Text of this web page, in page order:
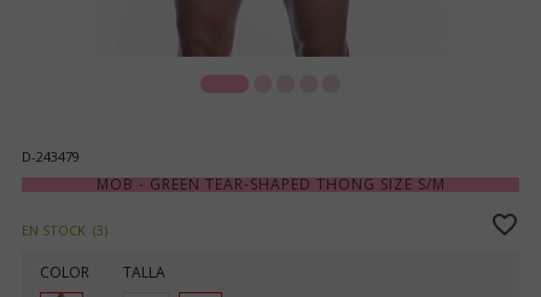
D-243479
MOB - GREEN TEAR-SHAPED THONG SIZE S/M
EN STOCK (3)
COLOR TALLA